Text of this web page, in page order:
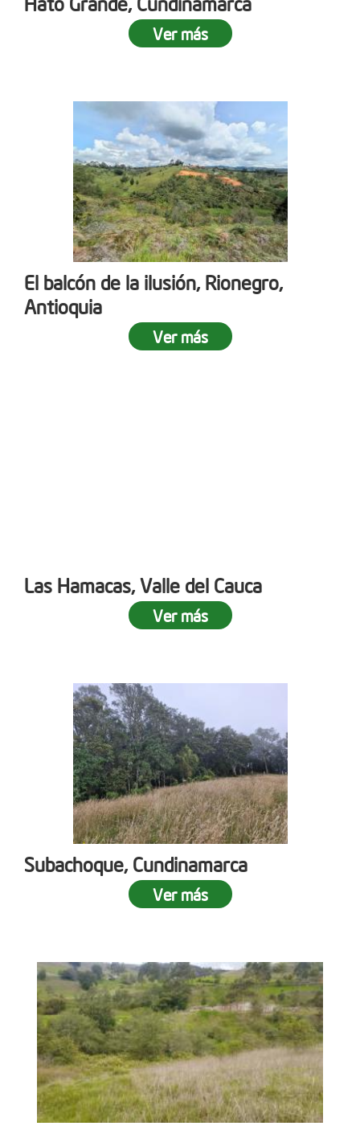
Ver más
El balcón de la ilusión, Rionegro,
Antioquia
Ver más
Las Hamacas, Valle del Cauca
Ver más
Subachoque, Cundinamarca
Ver más